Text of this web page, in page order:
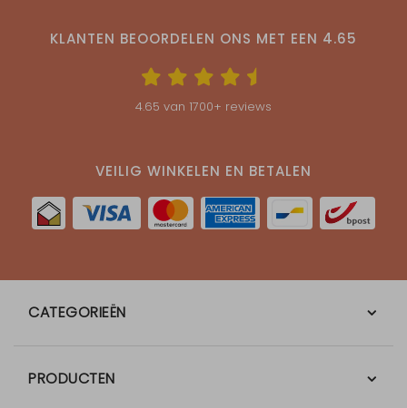
KLANTEN BEOORDELEN ONS MET EEN 4.65
4.65 van 1700+ reviews
VEILIG WINKELEN EN BETALEN
CATEGORIEËN
PRODUCTEN